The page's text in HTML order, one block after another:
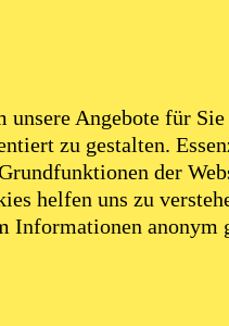
unsere Angebote für
zu gestalten.
der
helfen uns zu
Informationen anonym